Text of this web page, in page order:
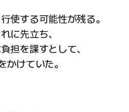
使する可能性が残る。
に先立ち、
担を課すとして、
かけていた。